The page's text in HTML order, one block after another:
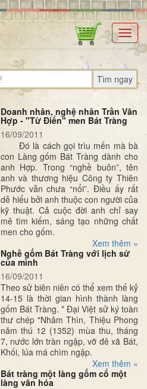
Tìm ngay
Doanh nhân, nghệ nhân Trần Văn
Hợp - "Từ Điển" men Bát Tràng
16/09/2011
Đó là cách gọi trìu mến mà bà
con Làng gốm Bát Tràng dành cho
anh Hợp. Trong “nghề buôn”, tên
anh và thương hiệu Công ty Thiên
Phước vẫn chưa “nổi”. Điều ấy rất
dễ hiểu bởi anh thuộc con người của
kỹ thuật. Cả cuộc đời anh chỉ say
mê tìm kiếm, sáng tạo những chất
men cho gốm.
Xem thêm »
Nghề gốm Bát Tràng với lịch sử
của mình
16/09/2011
Theo sử biên niên có thể xem thế kỷ
14-15 là thời gian hình thành làng
gốm Bát Tràng. * Đại Việt sử ký toàn
thư chép "Nhâm Thìn, Thiệu Phong
năm thú 12 (1352) mùa thu, tháng
7, nước lớn tràn ngập, vỡ đê xã Bát,
Khối, lúa má chìm ngập.
Xem thêm »
Bát tràng một làng gốm cổ một
làng văn hóa